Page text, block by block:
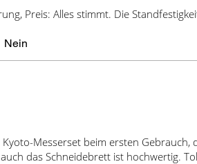
Preis: Alles stimmt. Die
Nein
Messerset beim ersten Gebrauch,
das Schneidebrett ist hochwertig.